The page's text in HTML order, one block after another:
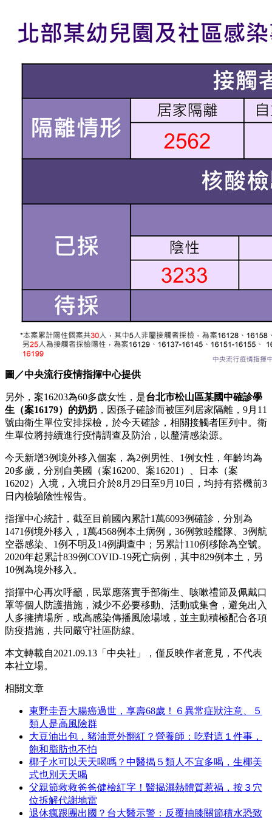
圖／中央流行疫情指揮中心提供
另外，案16203為60多歲女性，是台北市松山區某國中確診學
生（案16179）的奶奶 ，因孫子確診而被匡列居家隔離，9月11
號由衛生單位安排採檢，於今天確診，相關接觸者匡列中。衛
生單位將持續進行疫情調查及防治，以釐清感染源。
今天新增3例境外移入個案，為2例男性、1例女性，年齡均為
20多歲，分別自美國（案16200、案16201）、日本（案
16202）入境，入境日介於8月29日至9月10日，均持有搭機前3
日內檢驗陰性報告。
指揮中心統計，截至目前國內累計1萬6093例確診，分別為
1471例境外移入，1萬4568例本土病例，36例敦睦艦隊、3例航
空器感染、1例不明及14例調查中；另累計110例移除為空號。
2020年起累計839例COVID-19死亡病例，其中829例本土，另
10例為境外移入。
指揮中心再次呼籲，民眾應落實手部衛生、咳嗽禮節及佩戴口
罩等個人防護措施，減少不必要移動、活動或集會，避免出入
人多擁擠場所，或高感染傳播風險場域，並主動積極配合各項
防疫措施，共同嚴守社區防線。
本文轉載自2021.09.13 「中央社」， 僅反映作者意見，不代表
本社立場。
相關文章
東野圭吾大腸癌過世，享壽68歲！６異常症狀注意、５
類人是高風險群
大豆油出包，豬油意外翻紅？營養師：吃對這１件事，
飽和脂肪也不怕
椰子水可以天天喝嗎？中醫揭５類人不宜多喝，生椰美
式也別天天喝
父親節救救爸爸健檢紅字！醫揭濕熱體質惹禍，按３穴
位拆解代謝地雷
退休瘋跟團出國？台大醫示警：反覆抽膝關節積水恐致